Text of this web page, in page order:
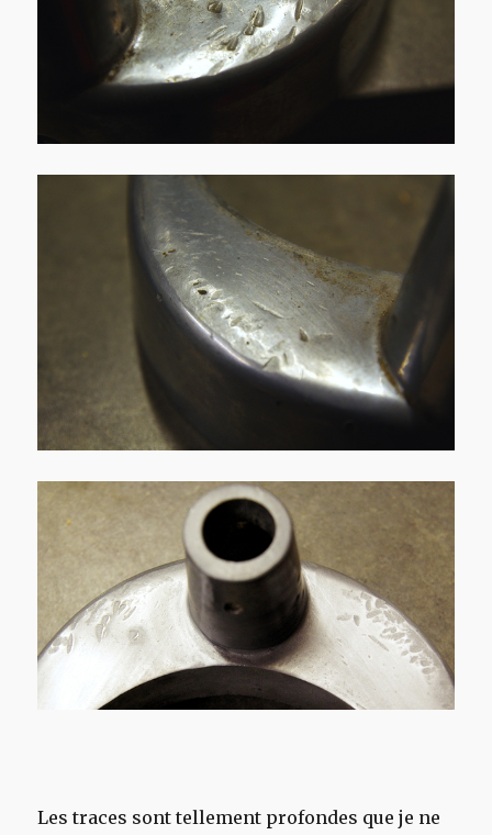
Les traces sont tellement profondes que je ne